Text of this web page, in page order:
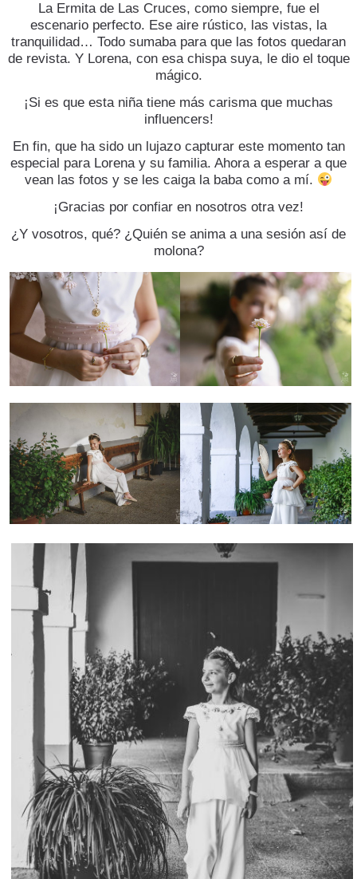
La Ermita de Las Cruces, como siempre, fue el
escenario perfecto. Ese aire rústico, las vistas, la
tranquilidad… Todo sumaba para que las fotos quedaran
de revista. Y Lorena, con esa chispa suya, le dio el toque
mágico.
¡Si es que esta niña tiene más carisma que muchas
influencers!
En fin, que ha sido un lujazo capturar este momento tan
especial para Lorena y su familia. Ahora a esperar a que
vean las fotos y se les caiga la baba como a mí.
¡Gracias por confiar en nosotros otra vez!
¿Y vosotros, qué? ¿Quién se anima a una sesión así de
molona?